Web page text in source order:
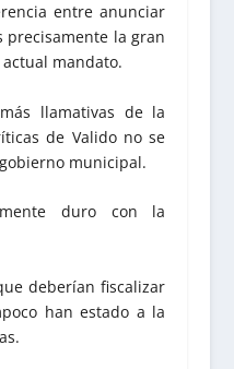
entre anunciar
precisamente la gran
mandato.
llamativas de la
de Valido no se
municipal.
duro con la
deberían fiscalizar
han estado a la